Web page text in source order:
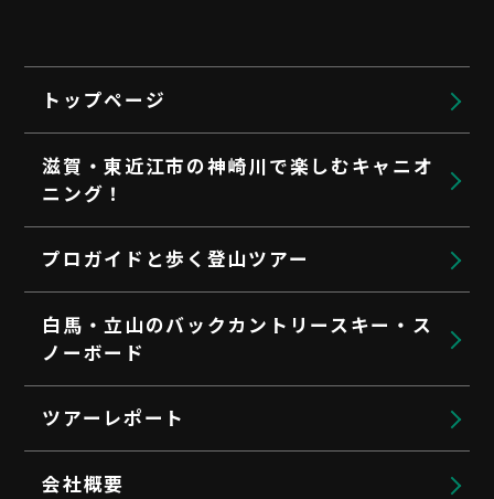
トップページ
滋賀・東近江市の神崎川で楽しむキャニオ
ニング！
プロガイドと歩く登山ツアー
白馬・立山のバックカントリースキー・ス
ノーボード
ツアーレポート
会社概要